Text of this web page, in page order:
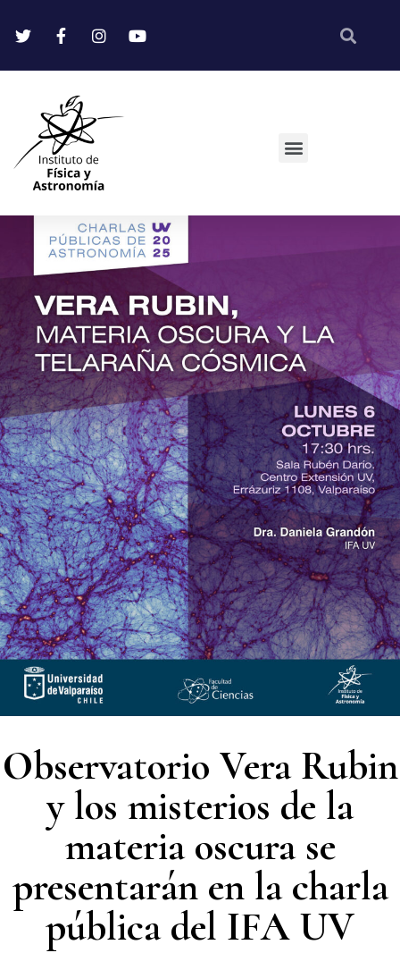
Observatorio Vera Rubin
y los misterios de la
materia oscura se
presentarán en la charla
pública del IFA UV